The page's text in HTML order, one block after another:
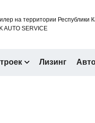
на территории Республики
AUTO SERVICE
Лизинг